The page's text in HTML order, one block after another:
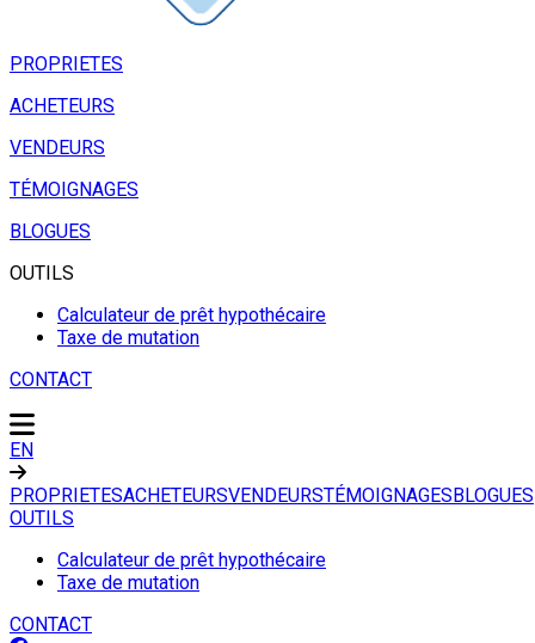
PROPRIETES
ACHETEURS
VENDEURS
TÉMOIGNAGES
BLOGUES
OUTILS
Calculateur de prêt hypothécaire
Taxe de mutation
CONTACT
EN
PROPRIETESACHETEURSVENDEURSTÉMOIGNAGESBLOGUES
OUTILS
Calculateur de prêt hypothécaire
Taxe de mutation
CONTACT